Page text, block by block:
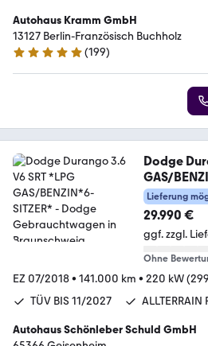
Autohaus Kramm GmbH
13127 Berlin-Französisch Buchholz
5 Sterne
(199)
Dodge
GAS/
Lieferung
29.990 €
ggf. zzgl.
Ohne
EZ 07/2018• 141.000 km • 220 kW
TÜV BIS 11/2027
ALLTERRAIN
Autohaus Schönleber Schuld GmbH